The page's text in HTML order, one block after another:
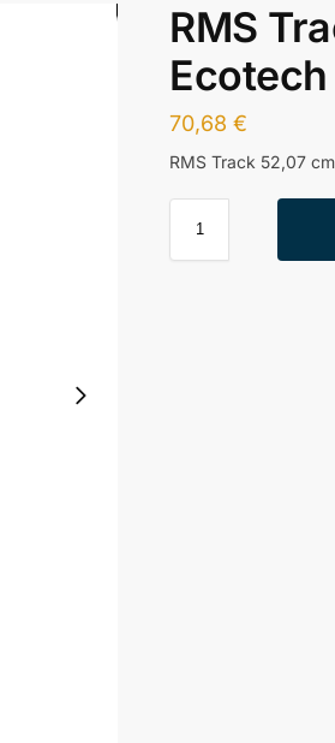
RMS
70,68€
RMS Track 52,07 cm